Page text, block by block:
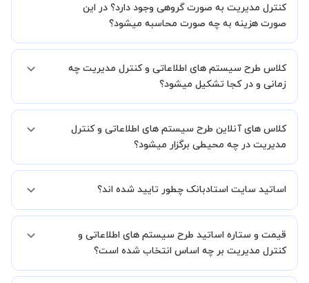
کنترل مدیریت به صورت گروهی وجود دارد؟ در این
صورت هزینه به چه صورت محاسبه میشود؟
مدیریت خصوصی هستند اما در صورتیکه مایل هستید کلاس ها را در کنار
دوستان و یا آشنایان خود به صورت گروهی برگزار کنید، این امکان وجود
درصد به هزینه ی کل جلسه اضافه خواهد شد.
کلاس طرح سیستم های اطلاعاتی و کنترل مدیریت چه
زمانی و در کجا تشکیل میشود؟
صورت توافقی بین شما و استاد تعیین خواهد شد.
همچنین کلاس های خصوصی به طور کلی در منزل شاگرد برگزار میشود. در
کلاس در یک مکان عمومی مانند کتابخانه با استاد خود هماهنگی لازم را
انجام دهید.
کلاس های آنلاین طرح سیستم های اطلاعاتی و کنترل
مدیریت در چه محیطی برگزار میشود؟
اساتید سایت استادبانک چطور تایید شده اند؟
در صورت رضایت از شیوه تدریس، استاد مجوز فعالیت در استادبانک را
دریافت میکند.
اساس رضایت شاگرد بررسی میکند.
قیمت و ستاره اساتید طرح سیستم های اطلاعاتی و
کنترل مدیریت بر چه اساس انتخاب شده است؟